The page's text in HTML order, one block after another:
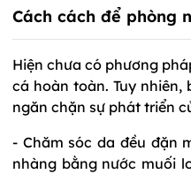
Cách cách để phòng
Hiện chưa có phương
cá hoàn toàn. Tuy
ngăn chặn sự phát triển
- Chăm sóc da đều đặn
nhàng bằng nước muối